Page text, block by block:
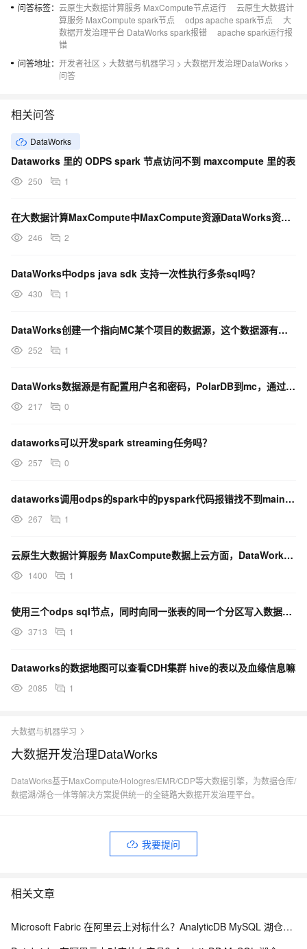
问答标签： 云原生大数据计算服务 MaxCompute节点运行
云原生大数据计
算服务 MaxCompute spark节点
odps apache spark节点
大
数据开发治理平台 DataWorks spark报错
apache spark运行报
错
问答地址： 开发者社区 > 大数据与机器学习 > 大数据开发治理DataWorks >
问答
相关问答
DataWorks
Dataworks 里的 ODPS spark 节点访问不到 maxcompute 里的表
250 1
在大数据计算MaxCompute中MaxCompute资源DataWorks资源组这两个分别在哪看?
246 2
DataWorks中odps java sdk 支持一次性执行多条sql吗？
430 1
DataWorks创建一个指向MC某个项目的数据源，这个数据源有开发环境和生产环境，然后数仓开发人员
252 1
DataWorks数据源是有配置用户名和密码，PolarDB到mc，通过可视化没有报错？
217 0
dataworks可以开发spark streaming任务吗？
257 0
dataworks调用odps的spark中的pyspark代码报错找不到main函数什么情况啊？
267 1
云原生大数据计算服务 MaxCompute数据上云方面，DataWorks数据集成是怎样的？
1400 1
使用三个odps sql节点，同时向同一张表的同一个分区写入数据，有时报错，有时不会报错，是什么原因
3713 1
Dataworks的数据地图可以查看CDH集群 hive的表以及血缘信息嘛
2085 1
大数据与机器学习
大数据开发治理DataWorks
DataWorks基于MaxCompute/Hologres/EMR/CDP等大数据引擎，为数据仓库/
数据湖/湖仓一体等解决方案提供统一的全链路大数据开发治理平台。
我要提问
相关文章
Microsoft Fabric 在阿里云上对标什么？AnalyticDB MySQL 湖仓一体统一分析方案